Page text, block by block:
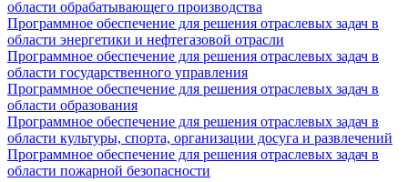
области обрабатывающего производства
Программное обеспечение для решения отраслевых задач в
области энергетики и нефтегазовой отрасли
Программное обеспечение для решения отраслевых задач в
области государственного управления
Программное обеспечение для решения отраслевых задач в
области образования
Программное обеспечение для решения отраслевых задач в
области культуры, спорта, организации досуга и развлечений
Программное обеспечение для решения отраслевых задач в
области пожарной безопасности